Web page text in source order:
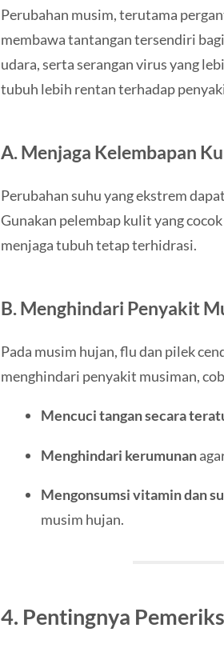
Perubahan musim, terutama
membawa tantangan tersendiri
udara, serta serangan virus yang
tubuh lebih rentan terhadap
A. Menjaga Kelembapan
Perubahan suhu yang ekstrem
Gunakan pelembap kulit yang
menjaga tubuh tetap terhidrasi.
B. Menghindari Penyakit
Pada musim hujan, flu dan pilek
menghindari penyakit musiman,
Mencuci tangan secara
Menghindari kerumunan
Mengonsumsi vitamin dan
musim hujan.
4. Pentingnya